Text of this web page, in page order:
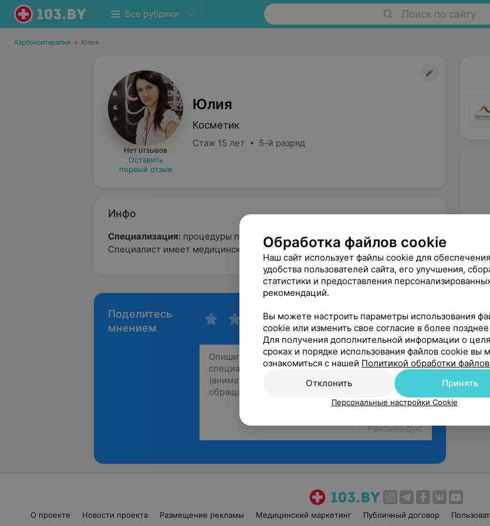
Все рубрики Поиск по сайту
Карбокситерапия • Юлия
Нет отзывов
Оставить
первый отзыв
Юлия
Косметик
Стаж 15 лет • 5-й разряд
Инфо
Специализация: процедуры по уходу за лицом.
Специалист имеет медицинское образование.
Поделитесь
мнением
Рекомендую
О проекте Новости проекта Размещение рекламы Медицинский маркетинг Публичный договор
Обработка файлов cookie
Наш сайт использует файлы cookie для обеспечения
удобства пользователей сайта, его улучшения,
статистики и предоставления
рекомендаций.
Вы можете настроить параметры использования
cookie или изменить свое согласие в более
Для получения дополнительной информации о
сроках и порядке использования файлов cookie вы
ознакомиться с нашей Политикой обработки
Отклонить
Принять
Персональные настройки Cookie